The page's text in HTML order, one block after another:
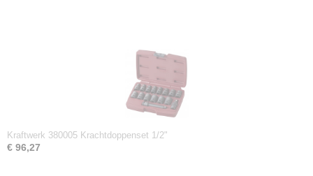
Kraftwerk 380005 Krachtdoppenset 1/2"
€ 96,27